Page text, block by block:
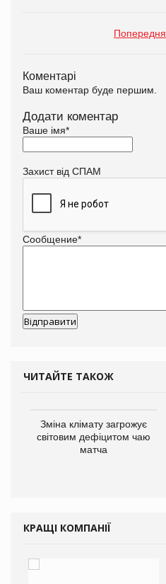
Попередня
Коментарі
Ваш коментар буде першим.
Додати коментар
Ваше імя*
Захист від СПАМ
Сообщение*
ЧИТАЙТЕ ТАКОЖ
Зміна клімату загрожує
світовим дефіцитом чаю
матча
КРАЩІ КОМПАНІЇ